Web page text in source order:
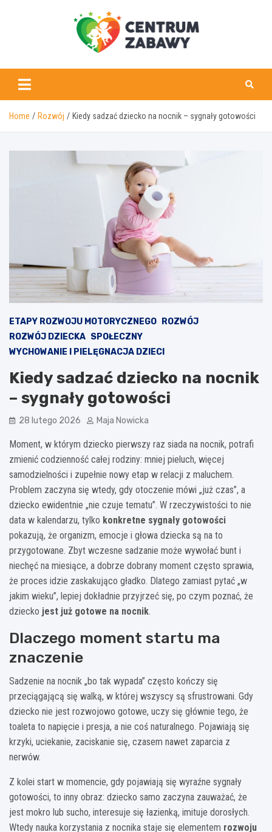
centrumzabawy.pl
Home Rozwój Kiedy sadzać dziecko na nocnik – sygnały gotowości
ETAPY ROZWOJU MOTORYCZNEGO
ROZWÓJ
ROZWÓJ DZIECKA SPOŁECZNY
WYCHOWANIE I PIELĘGNACJA DZIECI
Kiedy sadzać dziecko na nocnik
– sygnały gotowości
28 lutego 2026 Maja Nowicka
Moment, w którym dziecko pierwszy raz siada na nocnik, potrafi
zmienić codzienność całej rodziny: mniej pieluch, więcej
samodzielności i zupełnie nowy etap w relacji z maluchem.
Problem zaczyna się wtedy, gdy otoczenie mówi „już czas”, a
dziecko ewidentnie „nie czuje tematu”. W rzeczywistości to nie
data w kalendarzu, tylko konkretne sygnały gotowości
pokazują, że organizm, emocje i głowa dziecka są na to
przygotowane. Zbyt wczesne sadzanie może wywołać bunt i
niechęć na miesiące, a dobrze dobrany moment często sprawia,
że proces idzie zaskakująco gładko. Dlatego zamiast pytać „w
jakim wieku”, lepiej dokładnie przyjrzeć się, po czym poznać, że
dziecko jest już gotowe na nocnik.
Dlaczego moment startu ma
znaczenie
Sadzenie na nocnik „bo tak wypada” często kończy się
przeciągającą się walką, w której wszyscy są sfrustrowani. Gdy
dziecko nie jest rozwojowo gotowe, uczy się głównie tego, że
toaleta to napięcie i presja, a nie coś naturalnego. Pojawiają się
krzyki, uciekanie, zaciskanie się, czasem nawet zaparcia z
nerwów.
Z kolei start w momencie, gdy pojawiają się wyraźne sygnały
gotowości, to inny obraz: dziecko samo zaczyna zauważać, że
jest mokro lub sucho, interesuje się łazienką, imituje dorosłych.
Wtedy nauka korzystania z nocnika staje się elementem rozwoju